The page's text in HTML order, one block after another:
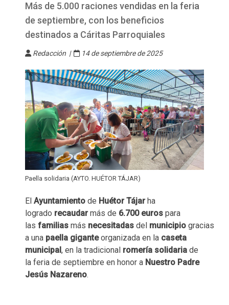
Más de 5.000 raciones vendidas en la feria
de septiembre, con los beneficios
destinados a Cáritas Parroquiales
Redacción | 14 de septiembre de 2025
Paella solidaria (AYTO. HUÉTOR TÁJAR)
El Ayuntamiento de Huétor Tájarha
logrado recaudarmás de 6.700 euros para
las familias más necesitadas del municipio gracias
a una paella giganteorganizada en la caseta
municipal , en la tradicional romería solidaria de
la feria de septiembre en honor a Nuestro Padre
Jesús Nazareno.